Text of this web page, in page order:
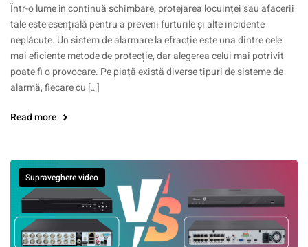
Într-o lume în continuă schimbare, protejarea locuinței sau afacerii
tale este esențială pentru a preveni furturile și alte incidente
neplăcute. Un sistem de alarmare la efracție este una dintre cele
mai eficiente metode de protecție, dar alegerea celui mai potrivit
poate fi o provocare. Pe piață există diverse tipuri de sisteme de
alarmă, fiecare cu […]
Read more
Supraveghere video